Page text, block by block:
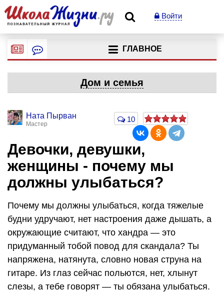
Войти
ГЛАВНОЕ
Дом и семья
Ната Пырван
Мастер
10
Девочки, девушки,
женщины - почему мы
должны улыбаться?
Почему мы должны улыбаться, когда тяжелые
будни удручают, нет настроения даже дышать, а
окружающие считают, что хандра — это
придуманный тобой повод для скандала? Ты
напряжена, натянута, словно новая струна на
гитаре. Из глаз сейчас польются, нет, хлынут
слезы, а тебе говорят — ты обязана улыбаться.